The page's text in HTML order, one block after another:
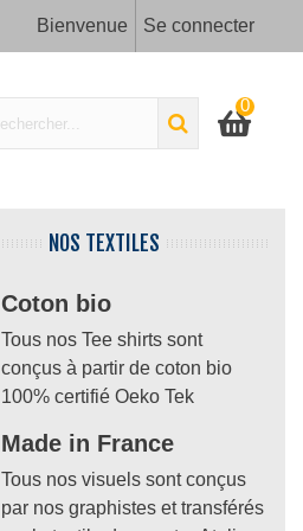
Bienvenue Se connecter
0
NOS TEXTILES
Coton bio
Tous nos Tee shirts sont
conçus à partir de coton bio
100% certifié Oeko Tek
Made in France
Tous nos visuels sont conçus
par nos graphistes et transférés